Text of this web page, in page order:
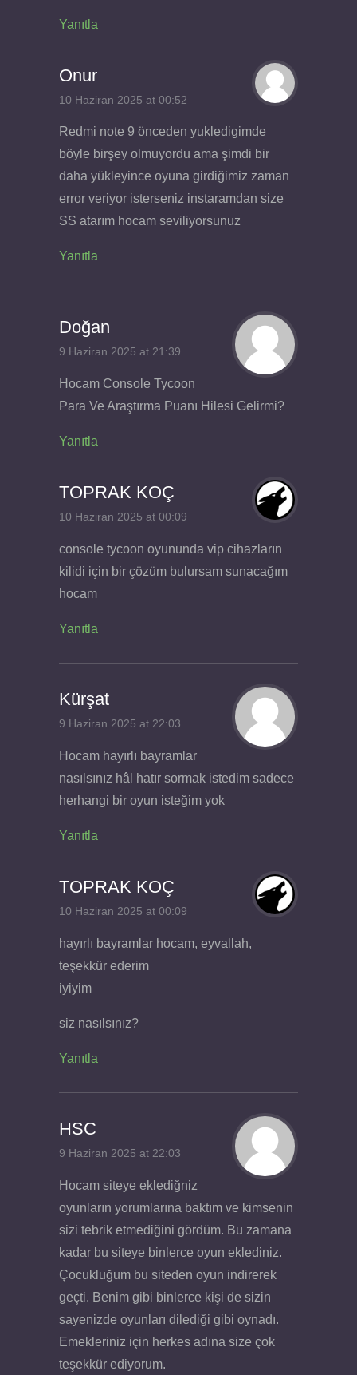
Yanıtla
Onur
10 Haziran 2025 at 00:52
Redmi note 9 önceden yukledigimde
böyle birşey olmuyordu ama şimdi bir
daha yükleyince oyuna girdiğimiz zaman
error veriyor isterseniz instaramdan size
SS atarım hocam seviliyorsunuz
Yanıtla
Doğan
9 Haziran 2025 at 21:39
Hocam Console Tycoon
Para Ve Araştırma Puanı Hilesi Gelirmi?
Yanıtla
TOPRAK KOÇ
10 Haziran 2025 at 00:09
console tycoon oyununda vip cihazların
kilidi için bir çözüm bulursam sunacağım
hocam
Yanıtla
Kürşat
9 Haziran 2025 at 22:03
Hocam hayırlı bayramlar
nasılsınız hâl hatır sormak istedim sadece
herhangi bir oyun isteğim yok
Yanıtla
TOPRAK KOÇ
10 Haziran 2025 at 00:09
hayırlı bayramlar hocam, eyvallah,
teşekkür ederim
iyiyim
siz nasılsınız?
Yanıtla
HSC
9 Haziran 2025 at 22:03
Hocam siteye eklediğniz
oyunların yorumlarına baktım ve kimsenin
sizi tebrik etmediğini gördüm. Bu zamana
kadar bu siteye binlerce oyun eklediniz.
Çocukluğum bu siteden oyun indirerek
geçti. Benim gibi binlerce kişi de sizin
sayenizde oyunları dilediği gibi oynadı.
Emekleriniz için herkes adına size çok
teşekkür ediyorum.